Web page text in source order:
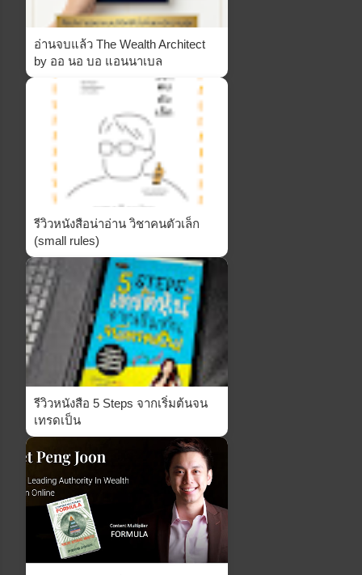
อ่านจบแล้ว The Wealth Architect
by ออ นอ บอ แอนนาเบล
รีวิวหนังสือน่าอ่าน วิชาคนตัวเล็ก
(small rules)
รีวิวหนังสือ 5 Steps จากเริ่มต้นจน
เทรดเป็น